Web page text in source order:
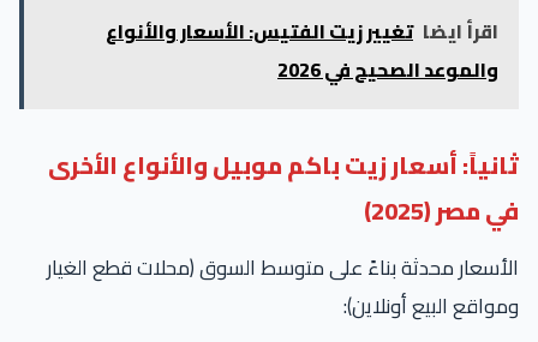
اقرأ ايضا تغيير زيت الفتيس: الأسعار والأنواع
والموعد الصحيح في 2026
أسعار زيت باكم موبيل والأنواع الأخرى
مصر (2025)
محدثة بناءً على متوسط السوق (محلات قطع الغيار
البيع أونلاين):